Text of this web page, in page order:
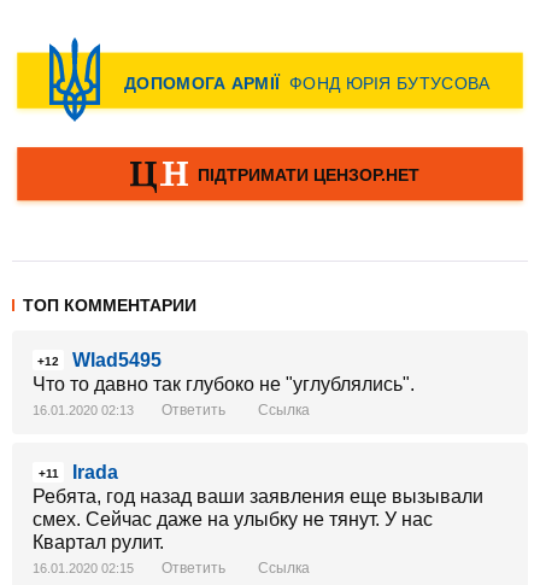
ТОП КОММЕНТАРИИ
+12
Wlad5495
Что то давно так глубоко не "углублялись".
16.01.2020 02:13 Ответить Ссылка
+11
Irada
Ребята, год назад ваши заявления еще вызывали
смех. Сейчас даже на улыбку не тянут. У нас
Квартал рулит.
16.01.2020 02:15 Ответить Ссылка